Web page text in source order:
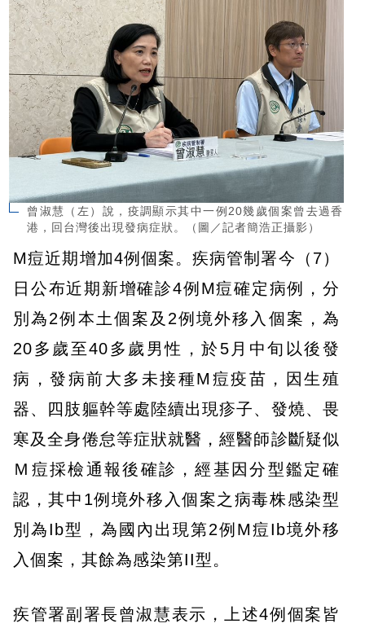
曾淑慧（左）說，疫調顯示其中一例20幾歲個案曾去過香
港，回台灣後出現發病症狀。（圖／記者簡浩正攝影）
M痘近期增加4例個案。疾病管制署今（7）
日公布近期新增確診4例M痘確定病例，分
別為2例本土個案及2例境外移入個案，為
20多歲至40多歲男性，於5月中旬以後發
病，發病前大多未接種M痘疫苗，因生殖
器、四肢軀幹等處陸續出現疹子、發燒、畏
寒及全身倦怠等症狀就醫，經醫師診斷疑似
Ｍ痘採檢通報後確診，經基因分型鑑定確
認，其中1例境外移入個案之病毒株感染型
別為Ib型，為國內出現第2例M痘Ib境外移
入個案，其餘為感染第II型。
疾管署副署長曾淑慧表示，上述4例個案皆